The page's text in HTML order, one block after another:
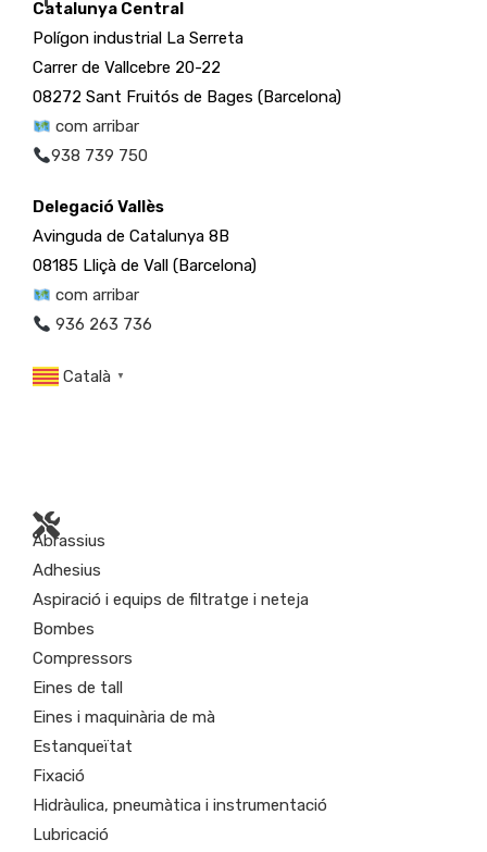
Catalunya Central
Polígon industrial La Serreta
Carrer de Vallcebre 20-22
08272 Sant Fruitós de Bages (Barcelona)
com arribar
938 739 750
Delegació Vallès
Avinguda de Catalunya 8B
08185 Lliçà de Vall (Barcelona)
com arribar
936 263 736
Català ▼
Abrassius
Adhesius
Aspiració i equips de filtratge i neteja
Bombes
Compressors
Eines de tall
Eines i maquinària de mà
Estanqueïtat
Fixació
Hidràulica, pneumàtica i instrumentació
Lubricació